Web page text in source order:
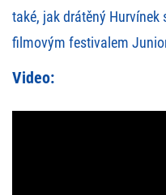
také, jak drátěný
filmovým festivalem
Video: